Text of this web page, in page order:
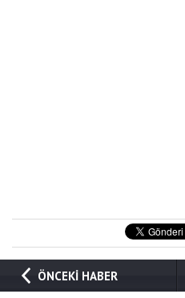
ÖNCEKİ HABER